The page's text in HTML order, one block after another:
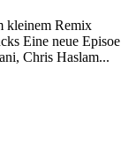
kleinem Remix
Eine neue Episoe
Chris Haslam...